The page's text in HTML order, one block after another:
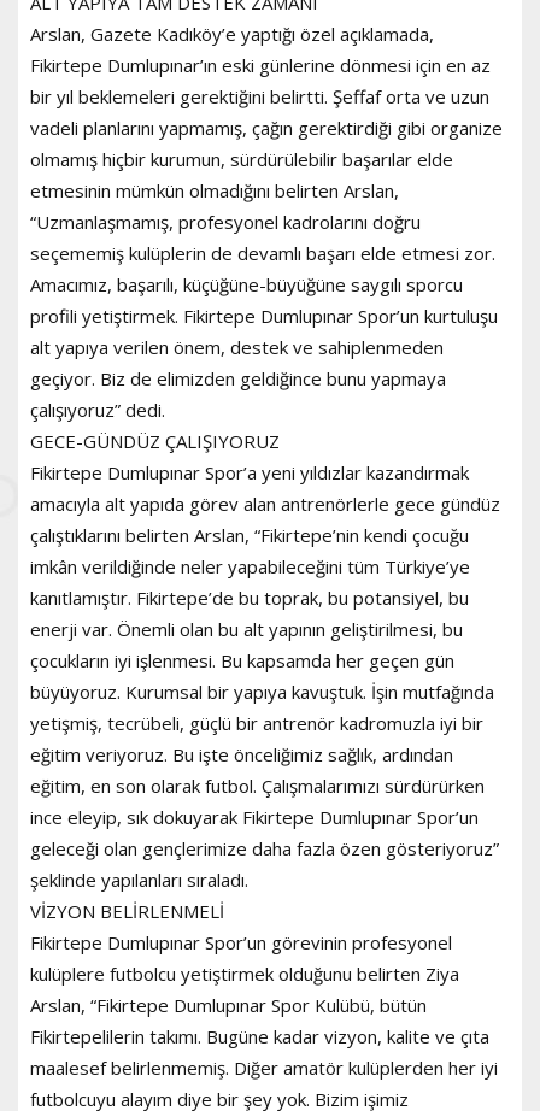
Arslan, Gazete Kadıköy’e yaptığı özel açıklamada,
Fikirtepe Dumlupınar’ın eski günlerine dönmesi için en az
bir yıl beklemeleri gerektiğini belirtti. Şeffaf orta ve uzun
vadeli planlarını yapmamış, çağın gerektirdiği gibi organize
olmamış hiçbir kurumun, sürdürülebilir başarılar elde
etmesinin mümkün olmadığını belirten Arslan,
“Uzmanlaşmamış, profesyonel kadrolarını doğru
seçememiş kulüplerin de devamlı başarı elde etmesi zor.
Amacımız, başarılı, küçüğüne-büyüğüne saygılı sporcu
profili yetiştirmek. Fikirtepe Dumlupınar Spor’un kurtuluşu
alt yapıya verilen önem, destek ve sahiplenmeden
geçiyor. Biz de elimizden geldiğince bunu yapmaya
çalışıyoruz” dedi.
GECE-GÜNDÜZ ÇALIŞIYORUZ
Fikirtepe Dumlupınar Spor’a yeni yıldızlar kazandırmak
amacıyla alt yapıda görev alan antrenörlerle gece gündüz
çalıştıklarını belirten Arslan, “Fikirtepe’nin kendi çocuğu
imkân verildiğinde neler yapabileceğini tüm Türkiye’ye
kanıtlamıştır. Fikirtepe’de bu toprak, bu potansiyel, bu
enerji var. Önemli olan bu alt yapının geliştirilmesi, bu
çocukların iyi işlenmesi. Bu kapsamda her geçen gün
büyüyoruz. Kurumsal bir yapıya kavuştuk. İşin mutfağında
yetişmiş, tecrübeli, güçlü bir antrenör kadromuzla iyi bir
eğitim veriyoruz. Bu işte önceliğimiz sağlık, ardından
eğitim, en son olarak futbol. Çalışmalarımızı sürdürürken
ince eleyip, sık dokuyarak Fikirtepe Dumlupınar Spor’un
geleceği olan gençlerimize daha fazla özen gösteriyoruz”
şeklinde yapılanları sıraladı.
VİZYON BELİRLENMELİ
Fikirtepe Dumlupınar Spor’un görevinin profesyonel
kulüplere futbolcu yetiştirmek olduğunu belirten Ziya
Arslan, “Fikirtepe Dumlupınar Spor Kulübü, bütün
Fikirtepelilerin takımı. Bugüne kadar vizyon, kalite ve çıta
maalesef belirlenmemiş. Diğer amatör kulüplerden her iyi
futbolcuyu alayım diye bir şey yok. Bizim işimiz